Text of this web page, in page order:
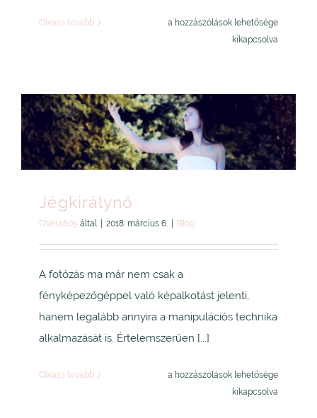
Olvass tovább
Nőnapi
a hozzászólások lehetősége
kikapcsolva
Jégkirálynő
DVera605 által 2018. március 6. Blog
A fotózás ma már nem csak a
fényképezőgéppel való képalkotást jelenti,
hanem legalább annyira a manipulációs technika
alkalmazását is. Értelemszerűen [...]
Olvass tovább
Jégkirálynő
a hozzászólások lehetősége
kikapcsolva